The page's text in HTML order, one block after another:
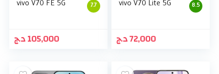
7.7
vivo V70 FE 5G
105,000د.ج
8.5
vivo V70 Lite 5G
72,000د.ج